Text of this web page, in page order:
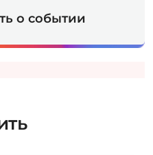
о событии